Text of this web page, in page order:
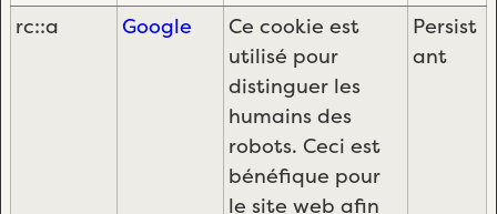
rc::a Google
Ce cookie est
utilisé pour
distinguer les
humains des
robots. Ceci est
bénéfique pour
le site web afin
Persist
ant